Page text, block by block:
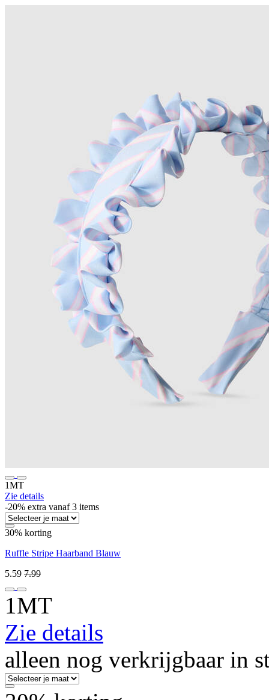
1MT
Zie details
-20% extra vanaf 3 items
30% korting
Ruffle Stripe Haarband Blauw
5.59 7.99
1MT
Zie details
alleen nog verkrijgbaar in